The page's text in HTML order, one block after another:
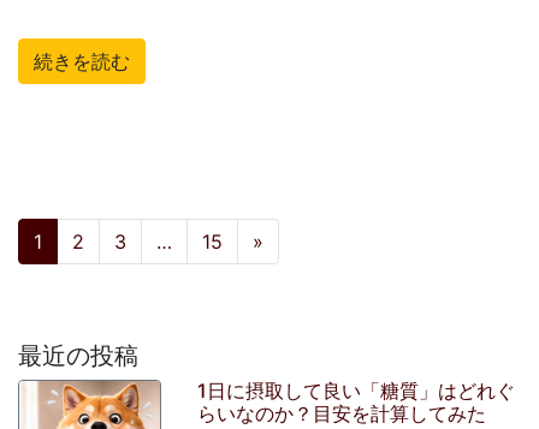
続きを読む
投稿ナビゲーション
1 2 3 … 15 »
最近の投稿
1日に摂取して良い「糖質」はどれぐ
らいなのか？目安を計算してみた